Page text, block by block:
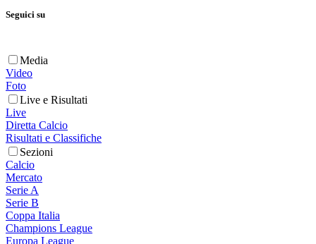
Seguici su
Media
Video
Foto
Live e Risultati
Live
Diretta Calcio
Risultati e Classifiche
Sezioni
Calcio
Mercato
Serie A
Serie B
Coppa Italia
Champions League
Europa League